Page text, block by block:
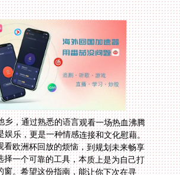
乡，通过熟悉的语言观看一场热血沸腾
娱乐，更是一种情感连接和文化慰藉。
看欧洲杯回放的烦恼，到规划未来畅享
择一个可靠的工具，本质上是为自己打
窗。希望这份指南，能让你下次在寻
世界杯中文直播”时，不再迷茫，而是